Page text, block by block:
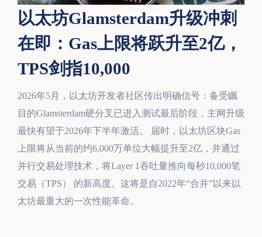
以太坊Glamsterdam升级冲刺
在即：Gas上限将跃升至2亿，
TPS剑指10,000
2026年5月，以太坊开发者社区传出明确信号：备受瞩
目的Glamsterdam硬分叉已进入测试最后阶段，主网升级
最快有望于2026年下半年激活。 届时，以太坊区块Gas
上限将从当前的约6,000万单位大幅提升至2亿，并通过
并行交易处理技术，将Layer 1吞吐量推向每秒10,000笔
交易（TPS） 的新高度。这将是自2022年“合并”以来以
太坊最重大的一次性能革命。